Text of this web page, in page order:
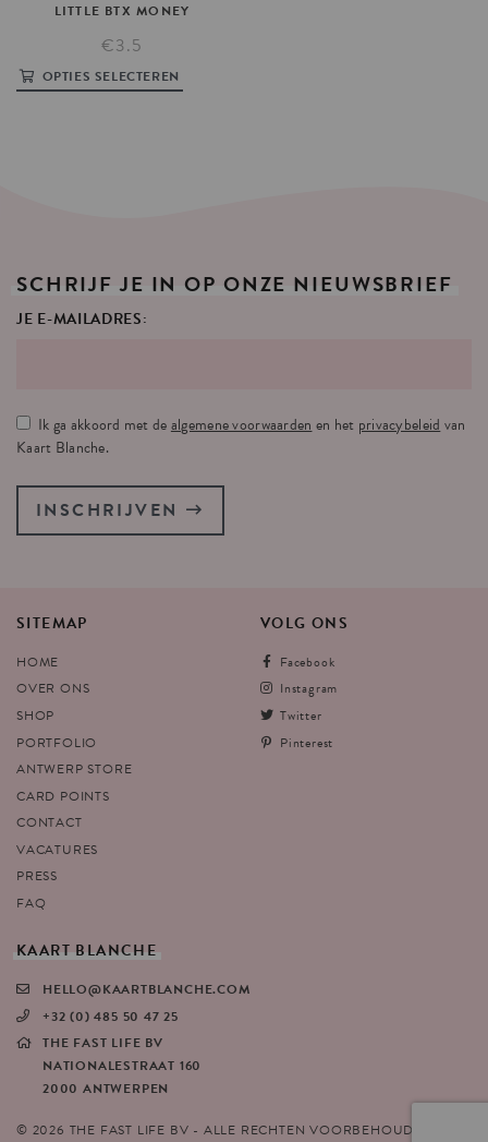
LITTLE BTX MONEY
€3.5
OPTIES SELECTEREN
SCHRIJF JE IN OP ONZE NIEUWSBRIEF
JE E-MAILADRES:
Ik ga akkoord met dealgemene voorwaarden en het privacybeleid van
Kaart Blanche.
INSCHRIJVEN
SITEMAP
HOME
OVER ONS
SHOP
PORTFOLIO
ANTWERP STORE
CARD POINTS
CONTACT
VACATURES
PRESS
FAQ
VOLG ONS
Facebook
Instagram
Twitter
Pinterest
KAART BLANCHE
HELLO@KAARTBLANCHE.COM
+32 (0) 485 50 47 25
THE FAST LIFE BV
NATIONALESTRAAT 160
2000 ANTWERPEN
© 2026 THE FAST LIFE BV - ALLE RECHTEN VOORBEHOUDEN